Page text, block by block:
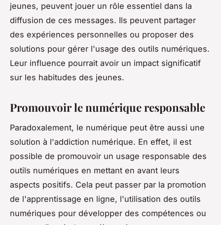
jeunes, peuvent jouer un rôle essentiel dans la
diffusion de ces messages. Ils peuvent partager
des expériences personnelles ou proposer des
solutions pour gérer l'usage des outils numériques.
Leur influence pourrait avoir un impact significatif
sur les habitudes des jeunes.
Promouvoir le numérique responsable
Paradoxalement, le numérique peut être aussi une
solution à l'addiction numérique. En effet, il est
possible de promouvoir un usage responsable des
outils numériques en mettant en avant leurs
aspects positifs. Cela peut passer par la promotion
de l'apprentissage en ligne, l'utilisation des outils
numériques pour développer des compétences ou